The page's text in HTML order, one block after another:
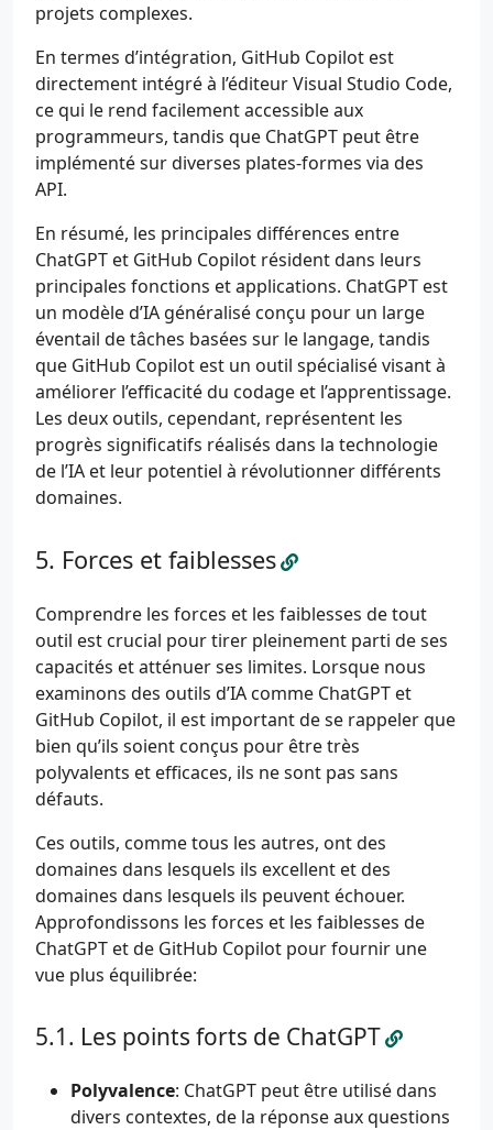
projets complexes.
En termes d’intégration, GitHub Copilot est
directement intégré à l’éditeur Visual Studio Code,
ce qui le rend facilement accessible aux
programmeurs, tandis que ChatGPT peut être
implémenté sur diverses plates-formes via des
API.
En résumé, les principales différences entre
ChatGPT et GitHub Copilot résident dans leurs
principales fonctions et applications. ChatGPT est
un modèle d’IA généralisé conçu pour un large
éventail de tâches basées sur le langage, tandis
que GitHub Copilot est un outil spécialisé visant à
améliorer l’efficacité du codage et l’apprentissage.
Les deux outils, cependant, représentent les
progrès significatifs réalisés dans la technologie
de l’IA et leur potentiel à révolutionner différents
domaines.
Forces et faiblesses
Comprendre les forces et les faiblesses de tout
outil est crucial pour tirer pleinement parti de ses
capacités et atténuer ses limites. Lorsque nous
examinons des outils d’IA comme ChatGPT et
GitHub Copilot, il est important de se rappeler que
bien qu’ils soient conçus pour être très
polyvalents et efficaces, ils ne sont pas sans
défauts.
Ces outils, comme tous les autres, ont des
domaines dans lesquels ils excellent et des
domaines dans lesquels ils peuvent échouer.
Approfondissons les forces et les faiblesses de
ChatGPT et de GitHub Copilot pour fournir une
vue plus équilibrée:
Les points forts de ChatGPT
Polyvalence: ChatGPT peut être utilisé dans
divers contextes, de la réponse aux questions